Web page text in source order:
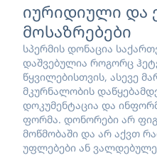
იურიდიული და
მოსაზრებები
სპერმის დონაცია
დაშვებულია როგორც
წყვილებისთვის, ასევე
მკურნალობის
დოკუმენტაცია და
ფორმა. დონორები არ
მოწმობაში და არ აქვთ
უფლებები ან